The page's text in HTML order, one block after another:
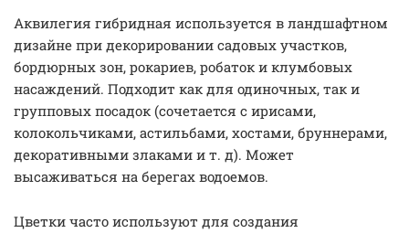
Аквилегия гибридная используется в ландшафтном
дизайне при декорировании садовых участков,
бордюрных зон, рокариев, робаток и клумбовых
насаждений. Подходит как для одиночных, так и
групповых посадок (сочетается с ирисами,
колокольчиками, астильбами, хостами, бруннерами,
декоративными злаками и т. д). Может
высаживаться на берегах водоемов.
Цветки часто используют для создания